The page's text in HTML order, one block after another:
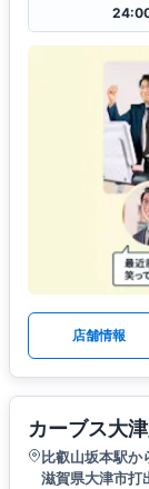
店舗情報
カーブス大
比叡山坂本駅か
滋賀県大津市